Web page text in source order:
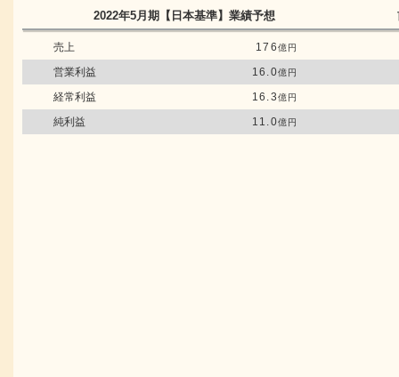
2022年5月期 【日本基準】 業績予想
売上 176億円
営業利益 16.0億円
経常利益 16.3億円
純利益 11.0億円